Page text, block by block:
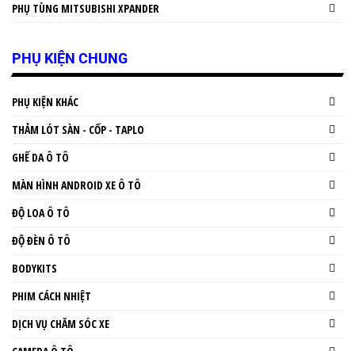
PHỤ TÙNG MITSUBISHI XPANDER
PHỤ KIỆN CHUNG
PHỤ KIỆN KHÁC
THẢM LÓT SÀN - CỐP - TAPLO
GHẾ DA Ô TÔ
MÀN HÌNH ANDROID XE Ô TÔ
ĐỘ LOA Ô TÔ
ĐỘ ĐÈN Ô TÔ
BODYKITS
PHIM CÁCH NHIỆT
DỊCH VỤ CHĂM SÓC XE